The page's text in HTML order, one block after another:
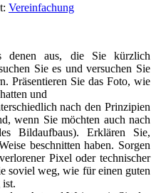
Vereinfachung
denen aus, die Sie kürzlich
Sie es und versuchen Sie
Präsentieren Sie das Foto, wie
und
nach den Prinzipien
wenn Sie möchten auch nach
Bildaufbaus). Erklären Sie,
beschnitten haben. Sorgen
Pixel oder technischer
soviel weg, wie für einen guten